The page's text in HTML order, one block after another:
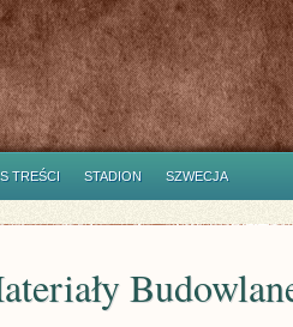
TREŚCI STADION SZWECJA